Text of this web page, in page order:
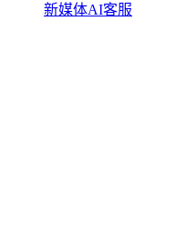
新媒体AI客服